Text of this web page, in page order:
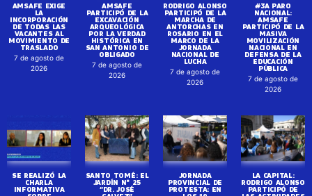
AMSAFE EXIGE
LA
INCORPORACIÓN
DE TODAS LAS
VACANTES AL
MOVIMIENTO DE
TRASLADO
7 de agosto de
2026
AMSAFE
PARTICIPÓ DE LA
EXCAVACIÓN
ARQUEOLÓGICA
POR LA VERDAD
HISTÓRICA EN
SAN ANTONIO DE
OBLIGADO
7 de agosto de
2026
RODRIGO ALONSO
PARTICIPÓ DE LA
MARCHA DE
ANTORCHAS EN
ROSARIO EN EL
MARCO DE LA
JORNADA
NACIONAL DE
LUCHA
7 de agosto de
2026
#3A PARO
NACIONAL:
AMSAFE
PARTICIPÓ DE LA
MASIVA
MOVILIZACIÓN
NACIONAL EN
DEFENSA DE LA
EDUCACIÓN
PÚBLICA
7 de agosto de
2026
SE REALIZÓ LA
CHARLA
INFORMATIVA
SANTO TOMÉ: EL
JARDÍN N° 25
“DR. JOSÉ
JORNADA
PROVINCIAL DE
PROTESTA: EN
LA CAPITAL:
RODRIGO ALONSO
PARTICIPÓ DE